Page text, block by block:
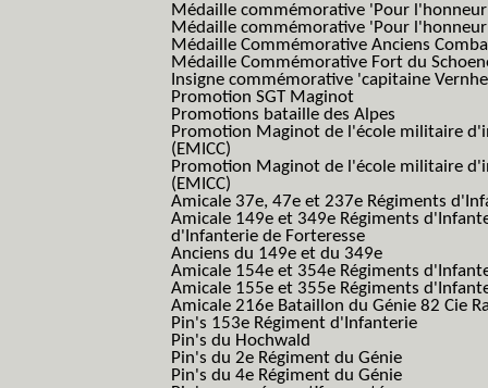
Médaille commémorative 'Pour
Médaille commémorative 'Pour
Médaille Commémorative Anciens
Médaille Commémorative Fort du
Insigne commémorative 'capitaine
Promotion SGT Maginot
Promotions bataille des Alpes
Promotion Maginot de l'école militaire
(EMICC)
Promotion Maginot de l'école militaire
(EMICC)
Amicale 37e, 47e et 237e Régiments
Amicale 149e et 349e Régiments
d'Infanterie de Forteresse
Anciens du 149e et du 349e
Amicale 154e et 354e Régiments
Amicale 155e et 355e Régiments
Amicale 216e Bataillon du Génie 82 Cie
Pin's 153e Régiment d'Infanterie
Pin's du Hochwald
Pin's du 2e Régiment du Génie
Pin's du 4e Régiment du Génie